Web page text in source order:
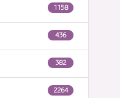
1158
436
382
2264